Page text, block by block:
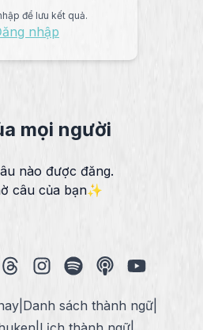
để lưu kết quả.
nhập
mọi người
nào được đăng.
câu của bạn✨
| Danh sách thành ngữ|